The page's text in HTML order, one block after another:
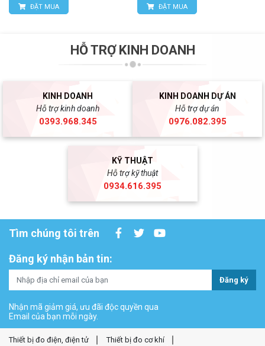
ĐẶT MUA ĐẶT MUA
HỖ TRỢ KINH DOANH
KINH DOANH
Hỗ trợ kinh doanh
0393.968.345
KINH DOANH DỰ ÁN
Hỗ trợ dự án
0976.082.395
KỸ THUẬT
Hỗ trợ kỹ thuật
0934.616.395
Tìm chúng tôi trên
Đăng ký nhận bản tin:
Đăng ký
Nhận mã giảm giá, ưu đãi độc quyền qua
Email của bạn mỗi ngày.
Thiết bị đo điện, điện tử
Thiết bị đo cơ khí